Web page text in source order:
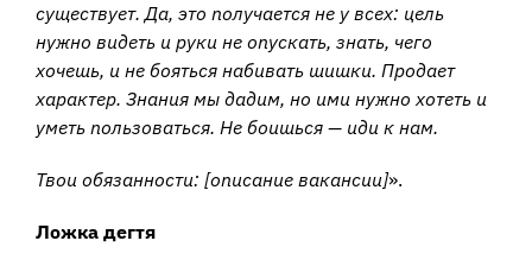
существует. Да, это получается не у всех: цель
нужно видеть и руки не опускать, знать, чего
хочешь, и не бояться набивать шишки. Продает
характер. Знания мы дадим, но ими нужно хотеть и
уметь пользоваться. Не боишься — иди к нам.
Твои обязанности: [описание вакансии]».
Ложка дегтя